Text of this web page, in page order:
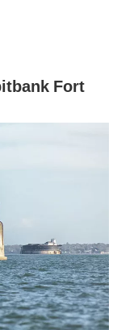
Fort